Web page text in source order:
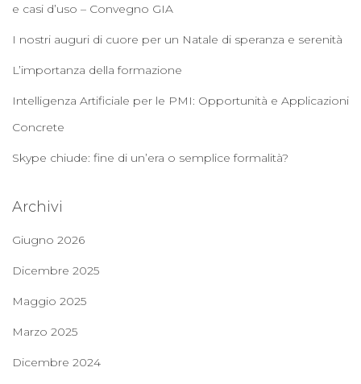
e casi d’uso – Convegno GIA
I nostri auguri di cuore per un Natale di speranza e serenità
L’importanza della formazione
Intelligenza Artificiale per le PMI: Opportunità e Applicazioni
Concrete
Skype chiude: fine di un’era o semplice formalità?
Archivi
Giugno 2026
Dicembre 2025
Maggio 2025
Marzo 2025
Dicembre 2024